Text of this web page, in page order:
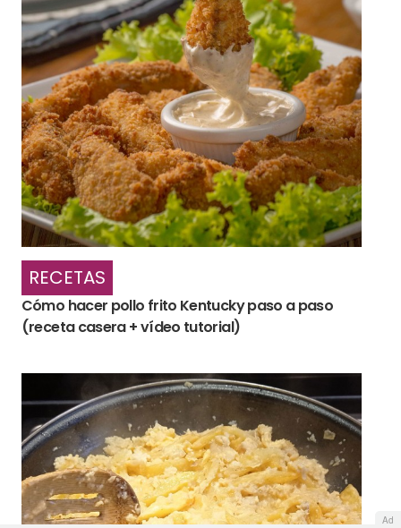
RECETAS
Cómo hacer pollo frito Kentucky paso a paso
(receta casera + vídeo tutorial)
Ad